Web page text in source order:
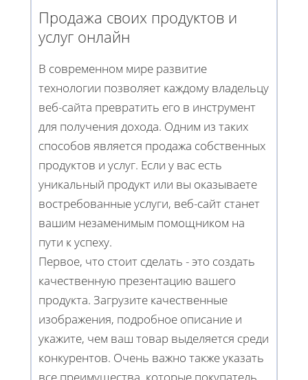
Продажа своих продуктов и
услуг онлайн
В современном мире развитие
технологии позволяет каждому владельцу
веб-сайта превратить его в инструмент
для получения дохода. Одним из таких
способов является продажа собственных
продуктов и услуг. Если у вас есть
уникальный продукт или вы оказываете
востребованные услуги, веб-сайт станет
вашим незаменимым помощником на
пути к успеху.
Первое, что стоит сделать - это создать
качественную презентацию вашего
продукта. Загрузите качественные
изображения, подробное описание и
укажите, чем ваш товар выделяется среди
конкурентов. Очень важно также указать
все преимущества, которые покупатель